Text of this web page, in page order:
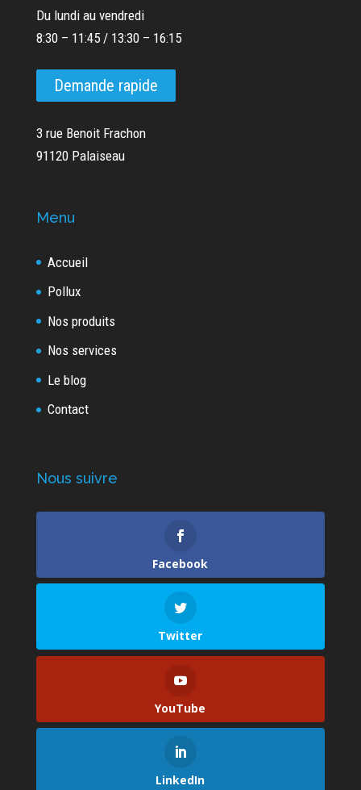
Du lundi au vendredi
8:30 – 11:45 / 13:30 – 16:15
Demande rapide
3 rue Benoit Frachon
91120 Palaiseau
Menu
Accueil
Pollux
Nos produits
Nos services
Le blog
Contact
Nous suivre
Facebook
Twitter
YouTube
LinkedIn